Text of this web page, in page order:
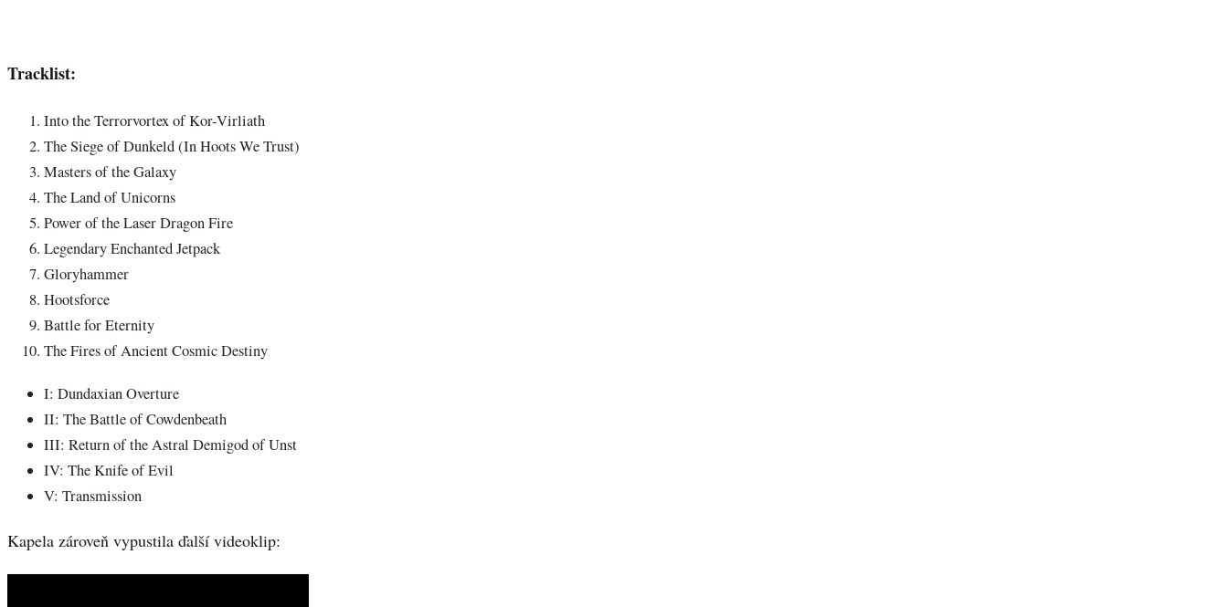
Tracklist:
Into the Terrorvortex of Kor-Virliath
The Siege of Dunkeld (In Hoots We Trust)
Masters of the Galaxy
The Land of Unicorns
Power of the Laser Dragon Fire
Legendary Enchanted Jetpack
Gloryhammer
Hootsforce
Battle for Eternity
The Fires of Ancient Cosmic Destiny
I: Dundaxian Overture
II: The Battle of Cowdenbeath
III: Return of the Astral Demigod of Unst
IV: The Knife of Evil
V: Transmission
Kapela zároveň vypustila ďalší videoklip: